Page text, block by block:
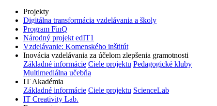
Projekty
Digitálna transformácia vzdelávania a školy
Program FinQ
Národný projekt edIT1
Vzdelávanie: Komenského inštitút
Inovácia vzdelávania za účelom zlepšenia gramotnosti
Základné informácie Ciele projektu Pedagogické kluby
Multimediálna učebňa
IT Akadémia
Základné informácie Ciele projektu ScienceLab
IT Creativity Lab.